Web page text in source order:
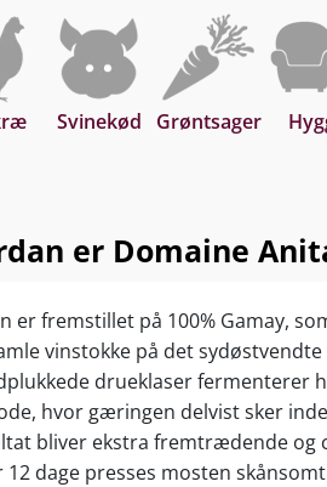
Svinekød Grøntsager
er Domaine
er fremstillet på 100% Gamay,
vinstokke på det
drueklaser fermenterer
hvor gæringen delvist sker
bliver ekstra fremtrædende og
12 dage presses mosten